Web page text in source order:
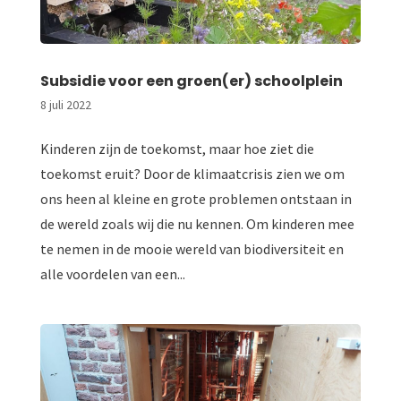
Subsidie voor een groen(er) schoolplein
8 juli 2022
Kinderen zijn de toekomst, maar hoe ziet die
toekomst eruit? Door de klimaatcrisis zien we om
ons heen al kleine en grote problemen ontstaan in
de wereld zoals wij die nu kennen. Om kinderen mee
te nemen in de mooie wereld van biodiversiteit en
alle voordelen van een...